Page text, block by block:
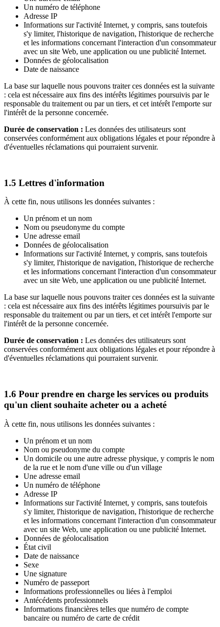
Un numéro de téléphone
Adresse IP
Informations sur l'activité Internet, y compris, sans toutefois
s'y limiter, l'historique de navigation, l'historique de recherche
et les informations concernant l'interaction d'un consommateur
avec un site Web, une application ou une publicité Internet.
Données de géolocalisation
Date de naissance
La base sur laquelle nous pouvons traiter ces données est la suivante
: cela est nécessaire aux fins des intérêts légitimes poursuivis par le
responsable du traitement ou par un tiers, et cet intérêt l'emporte sur
l'intérêt de la personne concernée.
Durée de conservation : Les données des utilisateurs sont
conservées conformément aux obligations légales et pour répondre à
d'éventuelles réclamations qui pourraient survenir.
1.5 Lettres d'information
À cette fin, nous utilisons les données suivantes :
Un prénom et un nom
Nom ou pseudonyme du compte
Une adresse email
Données de géolocalisation
Informations sur l'activité Internet, y compris, sans toutefois
s'y limiter, l'historique de navigation, l'historique de recherche
et les informations concernant l'interaction d'un consommateur
avec un site Web, une application ou une publicité Internet.
La base sur laquelle nous pouvons traiter ces données est la suivante
: cela est nécessaire aux fins des intérêts légitimes poursuivis par le
responsable du traitement ou par un tiers, et cet intérêt l'emporte sur
l'intérêt de la personne concernée.
Durée de conservation : Les données des utilisateurs sont
conservées conformément aux obligations légales et pour répondre à
d'éventuelles réclamations qui pourraient survenir.
1.6 Pour prendre en charge les services ou produits
qu'un client souhaite acheter ou a acheté
À cette fin, nous utilisons les données suivantes :
Un prénom et un nom
Nom ou pseudonyme du compte
Un domicile ou une autre adresse physique, y compris le nom
de la rue et le nom d'une ville ou d'un village
Une adresse email
Un numéro de téléphone
Adresse IP
Informations sur l'activité Internet, y compris, sans toutefois
s'y limiter, l'historique de navigation, l'historique de recherche
et les informations concernant l'interaction d'un consommateur
avec un site Web, une application ou une publicité Internet.
Données de géolocalisation
État civil
Date de naissance
Sexe
Une signature
Numéro de passeport
Informations professionnelles ou liées à l'emploi
Antécédents professionnels
Informations financières telles que numéro de compte
bancaire ou numéro de carte de crédit